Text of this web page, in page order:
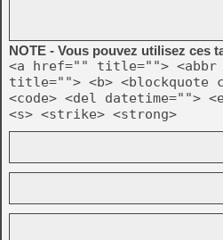
NOTE - Vous pouvez utilisez ces
<a href="" title=""> <abbr
title=""> <b> <blockquote
<code> <del datetime="">
<s> <strike> <strong>